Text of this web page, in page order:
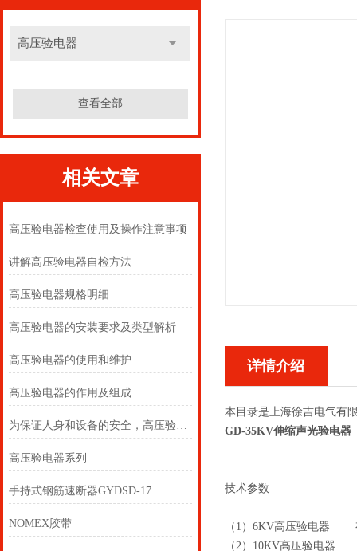
高压验电器
查看全部
相关文章
高压验电器检查使用及操作注意事项
讲解高压验电器自检方法
高压验电器规格明细
高压验电器的安装要求及类型解析
高压验电器的使用和维护
高压验电器的作用及组成
为保证人身和设备的安全，高压验电器必须按规定的期限进行预防性试验
高压验电器系列
手持式钢筋速断器GYDSD-17
NOMEX胶带
详情介绍
本目录是上海徐吉电气有
GD-35KV伸缩声光验电器
技术参数
（1）6KV高压验电器
（2）10KV高压验电器